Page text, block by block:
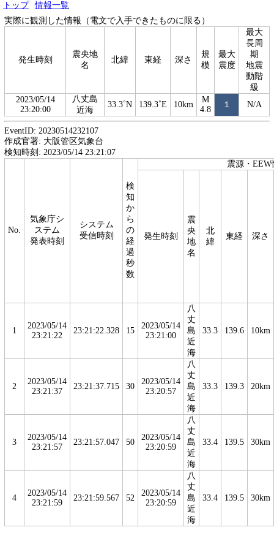
トップ
情報一覧
実際に観測した情報（電文で入手できたものに限る）
発生時刻
震央地
名
北緯 東経 深さ
規
模
最大
震度
最大
長周
期
地震
動階
級
2023/05/14
23:20:00
八丈島
近海
33.3˚N 139.3˚E 10km
M
4.8
１ N/A
EventID: 20230514232107
作成官署: 大阪管区気象台
検知時刻: 2023/05/14 23:21:07
No.
気象庁シ
ステム
発表時刻
システム
受信時刻
検
知
か
ら
の
経
過
秒
数
震源・EEW
発生時刻
震
央
地
名
北
緯
東経 深さ
1
2023/05/14
23:21:22
23:21:22.328 15
2023/05/14
23:21:00
八
丈
島
近
海
33.3 139.6 10km
2
2023/05/14
23:21:37
23:21:37.715 30
2023/05/14
23:20:57
八
丈
島
近
海
33.3 139.3 20km
3
2023/05/14
23:21:57
23:21:57.047 50
2023/05/14
23:20:59
八
丈
島
近
海
33.4 139.5 30km
4
2023/05/14
23:21:59
23:21:59.567 52
2023/05/14
23:20:59
八
丈
島
近
海
33.4 139.5 30km